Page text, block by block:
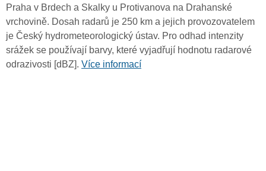
Praha v Brdech a Skalky u Protivanova na Drahanské
vrchovině. Dosah radarů je 250 km a jejich provozovatelem
je Český hydrometeorologický ústav. Pro odhad intenzity
srážek se používají barvy, které vyjadřují hodnotu radarové
odrazivosti [dBZ]. Více informací